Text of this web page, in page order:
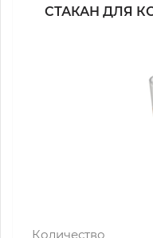
СТАКАН ДЛЯ
Количество